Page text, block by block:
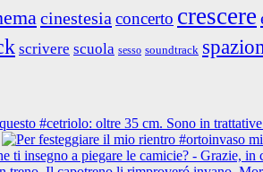
cinestesia concerto crescere
scrivere scuola sesso soundtrack